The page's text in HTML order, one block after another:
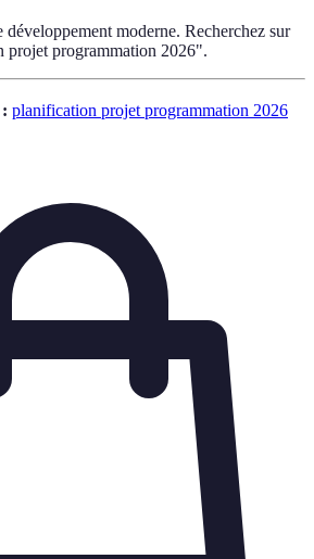
développement moderne. Recherchez sur
programmation 2026".
planification projet programmation 2026